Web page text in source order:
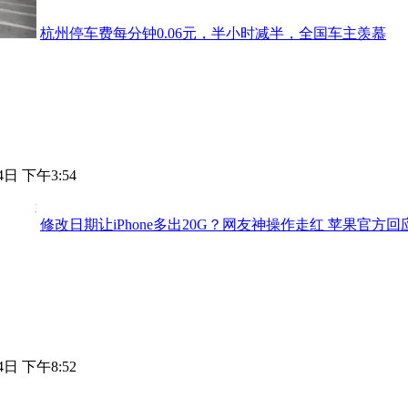
杭州停车费每分钟0.06元，半小时减半，全国车主羡慕
日 下午3:54
修改日期让iPhone多出20G？网友神操作走红 苹果官方回
日 下午8:52